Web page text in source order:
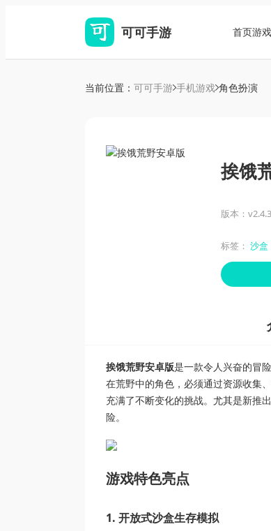
可可手游 首页游
当前位置： 可可手游 手机游戏 角色扮演
挨饿
版本：v2.4.3
标签： 沙盒
挨饿荒野安卓版是一款令人兴奋的冒
在荒野中的角色，必须通过资源收集
充满了不断变化的挑战。尤其是新推
险。
游戏特色亮点
1. 开放式沙盒生存模拟